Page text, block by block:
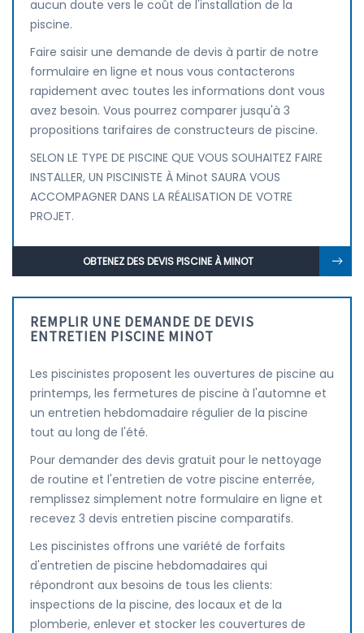
aucun doute vers le coût de l'installation de la
piscine.
Faire saisir une demande de devis à partir de notre
formulaire en ligne et nous vous contacterons
rapidement avec toutes les informations dont vous
avez besoin. Vous pourrez comparer jusqu'à 3
propositions tarifaires de constructeurs de piscine.
SELON LE TYPE DE PISCINE QUE VOUS SOUHAITEZ FAIRE
INSTALLER, UN PISCINISTE À Minot SAURA VOUS
ACCOMPAGNER DANS LA RÉALISATION DE VOTRE
PROJET.
OBTENEZ DES DEVIS PISCINE À MINOT
REMPLIR UNE DEMANDE DE DEVIS
ENTRETIEN PISCINE MINOT
Les piscinistes proposent les ouvertures de piscine au
printemps, les fermetures de piscine à l'automne et
un entretien hebdomadaire régulier de la piscine
tout au long de l'été.
Pour demander des devis gratuit pour le nettoyage
de routine et l'entretien de votre piscine enterrée,
remplissez simplement notre formulaire en ligne et
recevez 3 devis entretien piscine comparatifs.
Les piscinistes offrons une variété de forfaits
d'entretien de piscine hebdomadaires qui
répondront aux besoins de tous les clients:
inspections de la piscine, des locaux et de la
plomberie, enlever et stocker les couvertures de